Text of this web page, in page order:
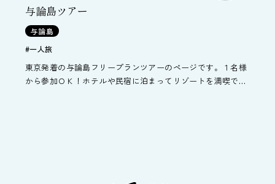
与論島ツアー
与論島
#一人旅
東京発着の与論島フリープランツアーのページです。１名様
から参加ＯＫ！ホテルや民宿に泊まってリゾートを満喫でき